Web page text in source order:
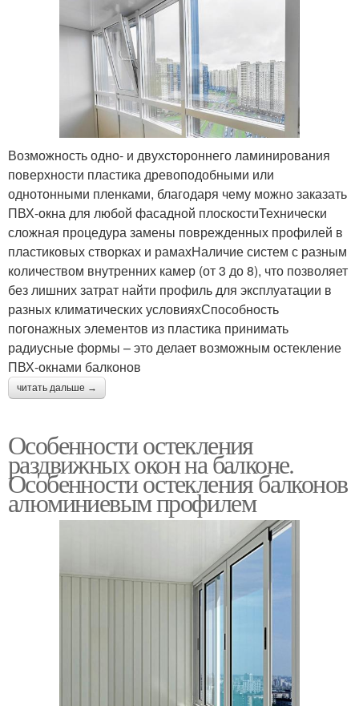
Возможность одно- и двухстороннего ламинирования
поверхности пластика древоподобными или
однотонными пленками, благодаря чему можно заказать
ПВХ-окна для любой фасадной плоскостиТехнически
сложная процедура замены поврежденных профилей в
пластиковых створках и рамахНаличие систем с разным
количеством внутренних камер (от 3 до 8), что позволяет
без лишних затрат найти профиль для эксплуатации в
разных климатических условияхСпособность
погонажных элементов из пластика принимать
радиусные формы – это делает возможным остекление
ПВХ-окнами балконов
читать дальше →
Особенности остекления
раздвижных окон на балконе.
Особенности остекления балконов
алюминиевым профилем